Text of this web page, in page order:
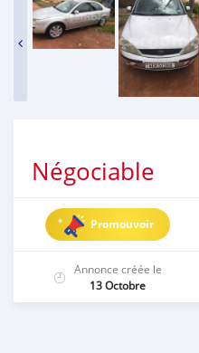
Négociable
Promouvoir
Annonce créée le
13 Octobre